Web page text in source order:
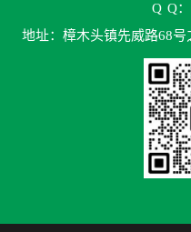
Q Q
地址：樟木头镇先威路68